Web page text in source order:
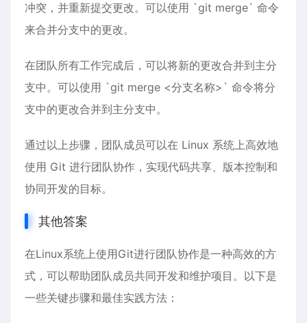
冲突，并重新提交更改。可以使用 `git merge` 命令
来合并分支中的更改。
在团队所有工作完成后，可以将新的更改合并到主分
支中。可以使用 `git merge <分支名称>` 命令将分
支中的更改合并到主分支中。
通过以上步骤，团队成员可以在 Linux 系统上高效地
使用 Git 进行团队协作，实现代码共享、版本控制和
协同开发的目标。
其他答案
在Linux系统上使用Git进行团队协作是一种高效的方
式，可以帮助团队成员共同开发和维护项目。以下是
一些关键步骤和最佳实践方法：